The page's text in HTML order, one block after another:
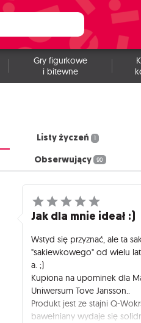
Gry figurkowe
i bitewne
Listy życzeń 1
Obserwujący 90
Jak dla mnie ideał :)
Wstyd się przyznać, ale ta
"sakiewkowego" od wielu
a. ;)
Kupiona na upominek dla
Uniwersum Tove Jansson..
Produkt jest ze stajni Q-
bawełniany wydaje się